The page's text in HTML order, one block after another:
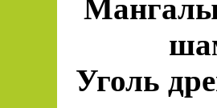
Уголь